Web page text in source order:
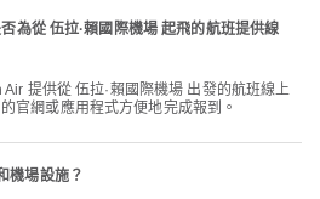
為從 伍拉·賴國際機場 起飛的航班提供線
官網或應用程式方便地完成報到。
機場設施？